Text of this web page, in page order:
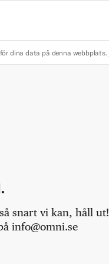
dina data på denna webbplats.
snart vi kan, håll ut!
info@omni.se